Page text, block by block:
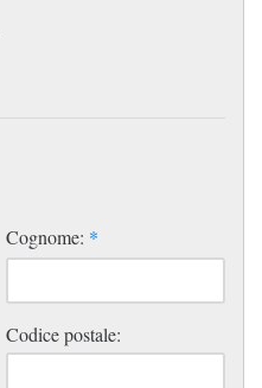
Cognome: *
Codice postale: